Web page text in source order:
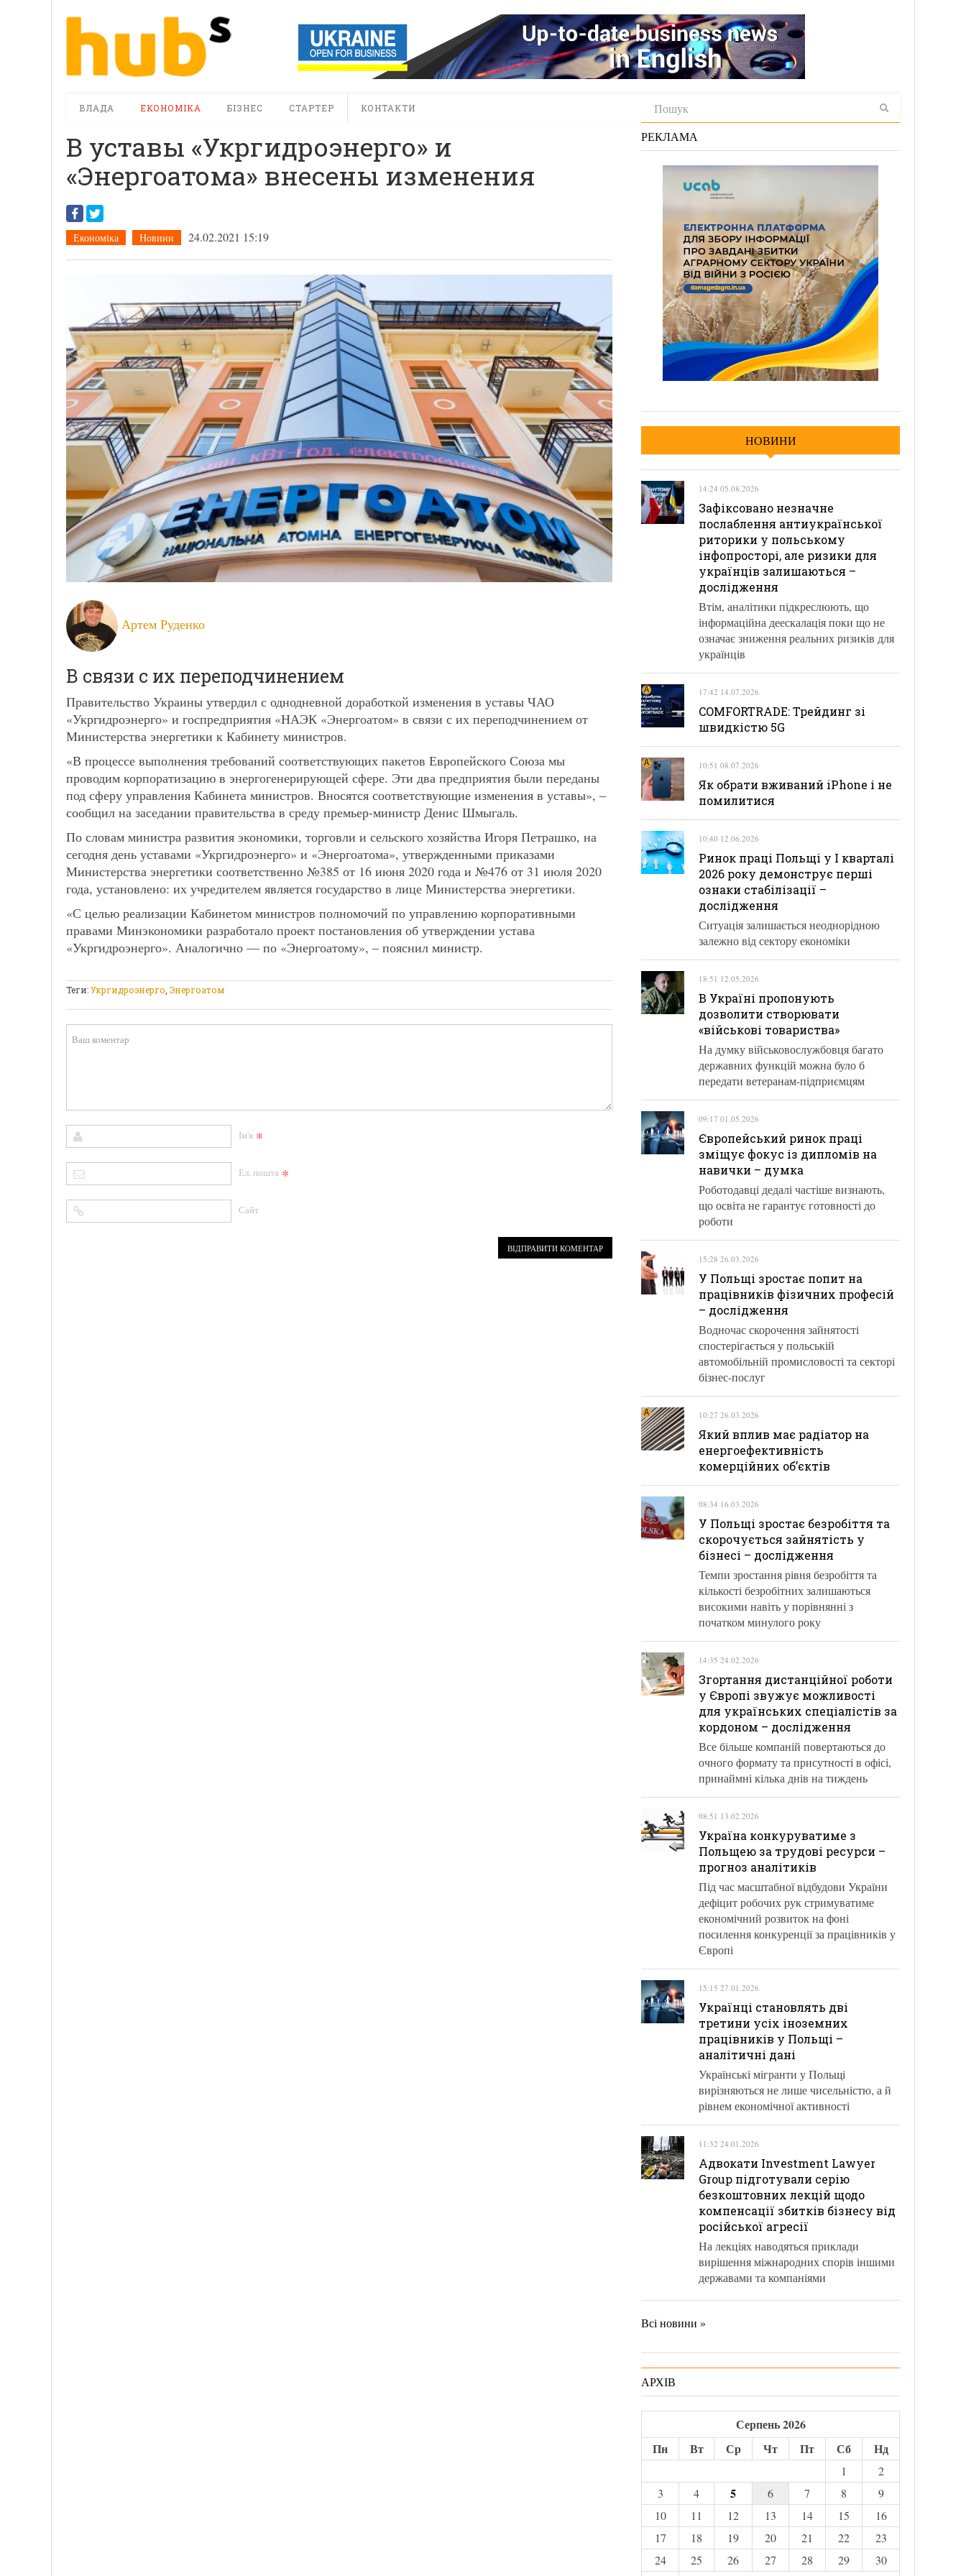
ВЛАДА ЕКОНОМІКА БІЗНЕС СТАРТЕР КОНТАКТИ
В уставы «Укргидроэнерго» и
«Энергоатома» внесены изменения
Економіка Новини 24.02.2021 15:19
Артем Руденко
В связи с их переподчинением
Правительство Украины утвердил с однодневной доработкой изменения в уставы ЧАО
«Укргидроэнерго» и госпредприятия «НАЭК «Энергоатом» в связи с их переподчинением от
Министерства энергетики к Кабинету министров.
«В процессе выполнения требований соответствующих пакетов Европейского Союза мы
проводим корпоратизацию в энергогенерирующей сфере. Эти два предприятия были переданы
под сферу управления Кабинета министров. Вносятся соответствующие изменения в уставы», ‒
сообщил на заседании правительства в среду премьер-министр Денис Шмыгаль.
По словам министра развития экономики, торговли и сельского хозяйства Игоря Петрашко, на
сегодня день уставами «Укргидроэнерго» и «Энергоатома», утвержденными приказами
Министерства энергетики соответственно №385 от 16 июня 2020 года и №476 от 31 июля 2020
года, установлено: их учредителем является государство в лице Министерства энергетики.
«С целью реализации Кабинетом министров полномочий по управлению корпоративными
правами Минэкономики разработало проект постановления об утверждении устава
«Укргидроэнерго». Аналогично — по «Энергоатому», ‒ пояснил министр.
Теги:Укргидроэнерго Энергоатом
Ім'я *
Ел. пошта *
Сайт
РЕКЛАМА
НОВИНИ
14:24 05.08.2026
Зафіксовано незначне
послаблення антиукраїнської
риторики у польському
інфопросторі, але ризики для
українців залишаються –
дослідження
Втім, аналітики підкреслюють, що
інформаційна деескалація поки що не
означає зниження реальних ризиків для
українців
17:42 14.07.2026
COMFORTRADE: Трейдинг зі
швидкістю 5G
10:51 08.07.2026
Як обрати вживаний iPhone і не
помилитися
10:40 12.06.2026
Ринок праці Польщі у І кварталі
2026 року демонструє перші
ознаки стабілізації –
дослідження
Ситуація залишається неоднорідною
залежно від сектору економіки
18:51 12.05.2026
В Україні пропонують
дозволити створювати
«військові товариства»
На думку військовослужбовця багато
державних функцій можна було б
передати ветеранам-підприємцям
09:17 01.05.2026
Європейський ринок праці
зміщує фокус із дипломів на
навички – думка
Роботодавці дедалі частіше визнають,
що освіта не гарантує готовності до
роботи
15:28 26.03.2026
У Польщі зростає попит на
працівників фізичних професій
– дослідження
Водночас скорочення зайнятості
спостерігається у польській
автомобільній промисловості та секторі
бізнес-послуг
10:27 26.03.2026
Який вплив має радіатор на
енергоефективність
комерційних об’єктів
08:34 16.03.2026
У Польщі зростає безробіття та
скорочується зайнятість у
бізнесі – дослідження
Темпи зростання рівня безробіття та
кількості безробітних залишаються
високими навіть у порівнянні з
початком минулого року
14:35 24.02.2026
Згортання дистанційної роботи
у Європі звужує можливості
для українських спеціалістів за
кордоном – дослідження
Все більше компаній повертаються до
очного формату та присутності в офісі,
принаймні кілька днів на тиждень
08:51 13.02.2026
Україна конкуруватиме з
Польщею за трудові ресурси –
прогноз аналітиків
Під час масштабної відбудови України
дефіцит робочих рук стримуватиме
економічний розвиток на фоні
посилення конкуренції за працівників у
Європі
15:15 27.01.2026
Українці становлять дві
третини усіх іноземних
працівників у Польщі –
аналітичні дані
Українські мігранти у Польщі
вирізняються не лише чисельністю, а й
рівнем економічної активності
11:32 24.01.2026
Адвокати Investment Lawyer
Group підготували серію
безкоштовних лекцій щодо
компенсації збитків бізнесу від
російської агресії
На лекціях наводяться приклади
вирішення міжнародних спорів іншими
державами та компаніями
Всі новини »
АРХІВ
Серпень 2026
Пн
Вт Ср Чт Пт Сб Нд
1
2
3
4 5 6 7 8
9
10
11 12 13 14 15
16
17
18 19 20 21 22
23
24
25 26 27 28 29
30